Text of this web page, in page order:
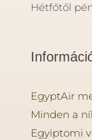
Hétfőtől
EgyptAir
Minden a
Egyiptomi